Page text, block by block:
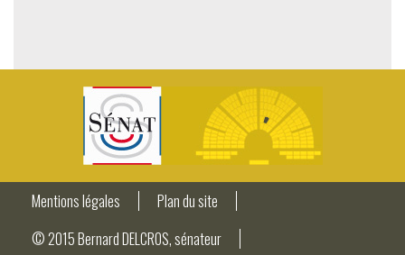
Mentions légales
Plan du site
© 2015 Bernard DELCROS, sénateur